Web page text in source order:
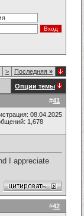
> Последняя »
Опции темы
#41
08.04.2025
1,678
I appreciate
#42